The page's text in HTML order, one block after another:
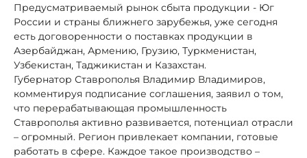
Предусматриваемый рынок сбыта продукции - Юг
России и страны ближнего зарубежья, уже сегодня
есть договоренности о поставках продукции в
Азербайджан, Армению, Грузию, Туркменистан,
Узбекистан, Таджикистан и Казахстан.
Губернатор Ставрополья Владимир Владимиров,
комментируя подписание соглашения, заявил о том,
что перерабатывающая промышленность
Ставрополья активно развивается, потенциал отрасли
– огромный. Регион привлекает компании, готовые
работать в сфере. Каждое такое производство –